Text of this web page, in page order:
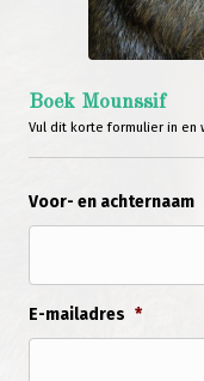
Boek Mounssif
Vul dit korte formulier in en
Voor- en achternaam
E-mailadres *